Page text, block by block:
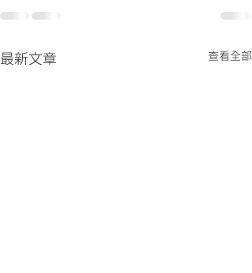
最新文章 查看全部